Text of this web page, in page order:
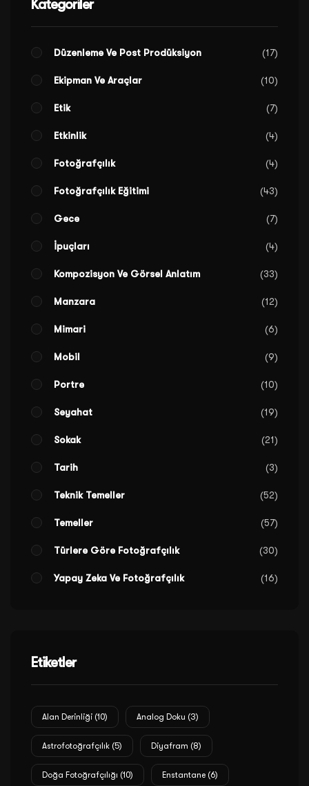
Kategoriler
Düzenleme Ve Post Prodüksiyon 17
Ekipman Ve Araçlar 10
Etik 7
Etkinlik 4
Fotoğrafçılık 4
Fotoğrafçılık Eğitimi 43
Gece 7
İpuçları 4
Kompozisyon Ve Görsel Anlatım 33
Manzara 12
Mimari 6
Mobil 9
Portre 10
Seyahat 19
Sokak 21
Tarih 3
Teknik Temeller 52
Temeller 57
Türlere Göre Fotoğrafçılık 30
Yapay Zeka Ve Fotoğrafçılık 16
Etiketler
Alan Derinliği (10) Analog Doku (3)
Astrofotoğrafçılık (5) Diyafram (8)
Doğa Fotoğrafçılığı (10) Enstantane (6)